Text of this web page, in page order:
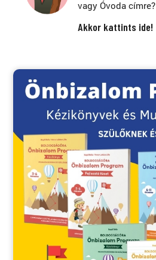
vagy Óvoda címre?
Akkor kattints ide!